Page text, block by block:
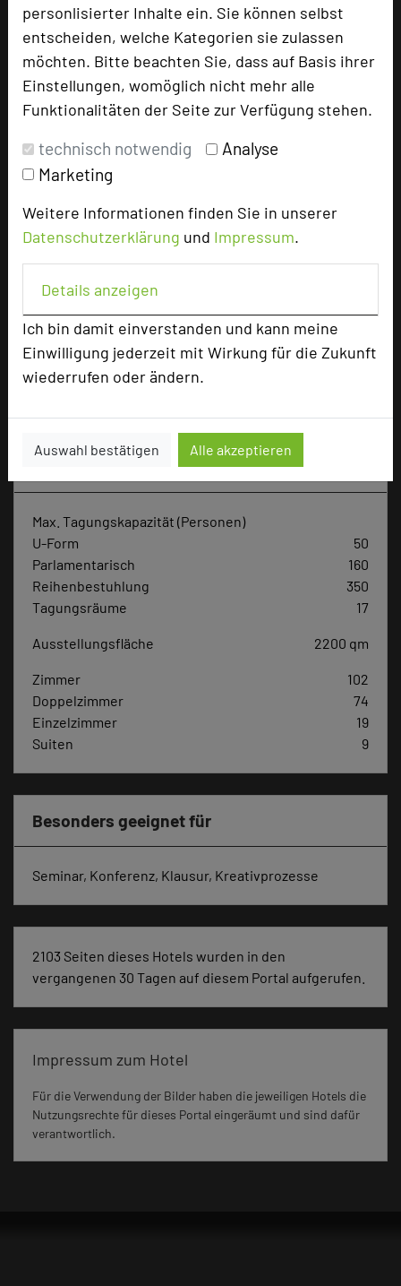
personlisierter Inhalte ein. Sie können selbst
entscheiden, welche Kategorien sie zulassen
möchten. Bitte beachten Sie, dass auf Basis ihrer
Einstellungen, womöglich nicht mehr alle
Funktionalitäten der Seite zur Verfügung stehen.
technisch notwendig
Analyse
Marketing
Weitere Informationen finden Sie in unserer
Datenschutzerklärung und Impressum.
Details anzeigen
Ich bin damit einverstanden und kann meine
Einwilligung jederzeit mit Wirkung für die Zukunft
wiederrufen oder ändern.
Auswahl bestätigen Alle akzeptieren
Dietrich-Bonhoeffer-Str. 31
83043 Bad Aibling - OT Mietraching
+49 8061 38999-12
zur Tagungsanfrage hinzufügen add_circle
Max. Tagungskapazität (Personen)
U-Form
50
Parlamentarisch
160
Reihenbestuhlung
350
Tagungsräume
17
Ausstellungsfläche 2200 qm
Zimmer
102
Doppelzimmer
74
Einzelzimmer
19
Suiten
9
Besonders geeignet für
Seminar, Konferenz, Klausur, Kreativprozesse
2103 Seiten dieses Hotels wurden in den
vergangenen 30 Tagen auf diesem Portal aufgerufen.
Impressum zum Hotel
Für die Verwendung der Bilder haben die jeweiligen Hotels die
Nutzungsrechte für dieses Portal eingeräumt und sind dafür
verantwortlich.